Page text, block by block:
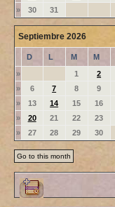
»
30 31
Septiembre 2026
D L M M
»
1 2
»
6 7 8 9
»
13 14 15 16
»
20 21 22 23
»
27 28 29 30
Go to this month